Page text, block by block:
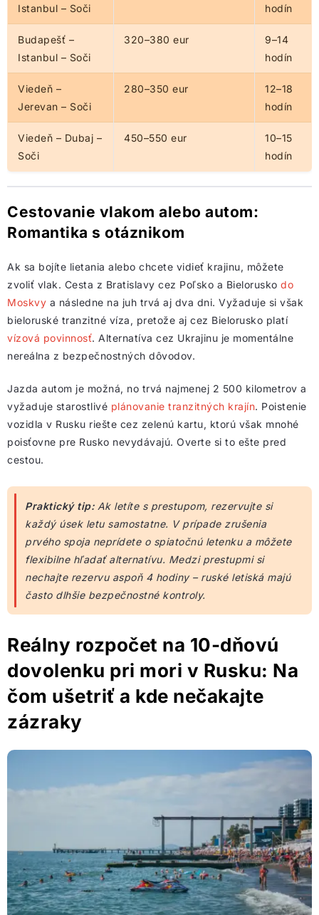
Istanbul – Soči hodín
Budapešť –
Istanbul – Soči
320–380 eur
9–14
hodín
Viedeň –
Jerevan – Soči
280–350 eur
12–18
hodín
Viedeň – Dubaj –
Soči
450–550 eur
10–15
hodín
Cestovanie vlakom alebo autom:
Romantika s otáznikom
Ak sa bojíte lietania alebo chcete vidieť krajinu, môžete
zvoliť vlak. Cesta z Bratislavy cez Poľsko a Bielorusko do
Moskvy a následne na juh trvá aj dva dni. Vyžaduje si však
bieloruské tranzitné víza, pretože aj cez Bielorusko platí
vízová povinnosť. Alternatíva cez Ukrajinu je momentálne
nereálna z bezpečnostných dôvodov.
Jazda autom je možná, no trvá najmenej 2 500 kilometrov a
vyžaduje starostlivé plánovanie tranzitných krajín. Poistenie
vozidla v Rusku riešte cez zelenú kartu, ktorú však mnohé
poisťovne pre Rusko nevydávajú. Overte si to ešte pred
cestou.
Praktický tip:Ak letíte s prestupom, rezervujte si
každý úsek letu samostatne. V prípade zrušenia
prvého spoja neprídete o spiatočnú letenku a môžete
flexibilne hľadať alternatívu. Medzi prestupmi si
nechajte rezervu aspoň 4 hodiny – ruské letiská majú
často dlhšie bezpečnostné kontroly.
Reálny rozpočet na 10-dňovú
dovolenku pri mori v Rusku: Na
čom ušetriť a kde nečakajte
zázraky